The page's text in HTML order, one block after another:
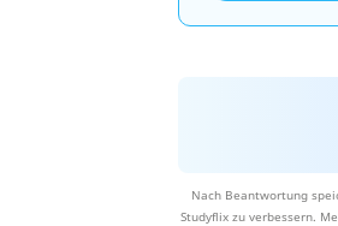
Nach Beantwortung
Studyflix zu verbessern.